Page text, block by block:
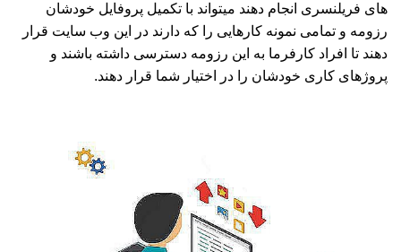
های فریلنسری انجام دهند میتواند با تکمیل پروفایل خودشان
رزومه و تمامی نمونه کارهایی را که دارند در این وب سایت قرار
دهند تا افراد کارفرما به این رزومه دسترسی داشته باشند و
پروژهای کاری خودشان را در اختیار شما قرار دهند.